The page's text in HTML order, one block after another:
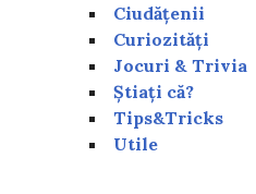
Ciudățenii
Curiozități
Jocuri & Trivia
Știați că?
Tips&Tricks
Utile